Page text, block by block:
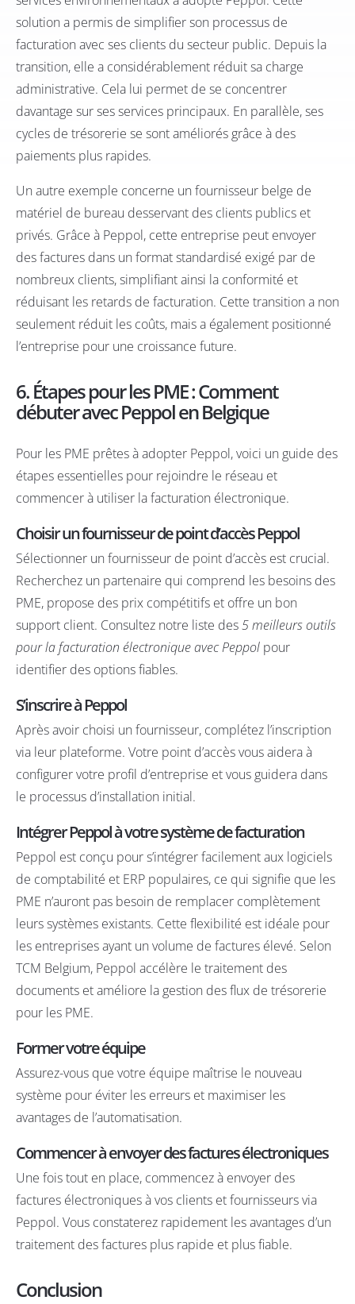
solution a permis de simplifier son processus de
facturation avec ses clients du secteur public. Depuis la
transition, elle a considérablement réduit sa charge
administrative. Cela lui permet de se concentrer
davantage sur ses services principaux. En parallèle, ses
cycles de trésorerie se sont améliorés grâce à des
paiements plus rapides.
Un autre exemple concerne un fournisseur belge de
matériel de bureau desservant des clients publics et
privés. Grâce à Peppol, cette entreprise peut envoyer
des factures dans un format standardisé exigé par de
nombreux clients, simplifiant ainsi la conformité et
réduisant les retards de facturation. Cette transition a non
seulement réduit les coûts, mais a également positionné
l’entreprise pour une croissance future.
6. Étapes pour les PME : Comment
débuter avec Peppol en Belgique
Pour les PME prêtes à adopter Peppol, voici un guide des
étapes essentielles pour rejoindre le réseau et
commencer à utiliser la facturation électronique.
Choisir un fournisseur de point d’accès Peppol
Sélectionner un fournisseur de point d’accès est crucial.
Recherchez un partenaire qui comprend les besoins des
PME, propose des prix compétitifs et offre un bon
support client. Consultez notre liste des5 meilleurs outils
pour la facturation électronique avec Peppol pour
identifier des options fiables.
S’inscrire à Peppol
Après avoir choisi un fournisseur, complétez l’inscription
via leur plateforme. Votre point d’accès vous aidera à
configurer votre profil d’entreprise et vous guidera dans
le processus d’installation initial.
Intégrer Peppol à votre système de facturation
Peppol est conçu pour s’intégrer facilement aux logiciels
de comptabilité et ERP populaires, ce qui signifie que les
PME n’auront pas besoin de remplacer complètement
leurs systèmes existants. Cette flexibilité est idéale pour
les entreprises ayant un volume de factures élevé. Selon
TCM Belgium, Peppol accélère le traitement des
documents et améliore la gestion des flux de trésorerie
pour les PME.
Former votre équipe
Assurez-vous que votre équipe maîtrise le nouveau
système pour éviter les erreurs et maximiser les
avantages de l’automatisation.
Commencer à envoyer des factures électroniques
Une fois tout en place, commencez à envoyer des
factures électroniques à vos clients et fournisseurs via
Peppol. Vous constaterez rapidement les avantages d’un
traitement des factures plus rapide et plus fiable.
Conclusion